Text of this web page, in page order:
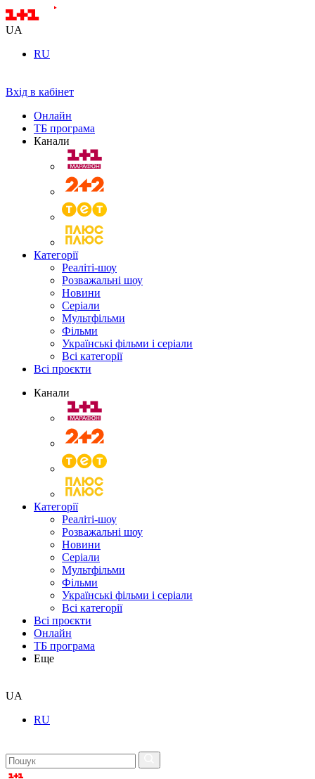
UA
RU
Вхід в кабінет
Онлайн
ТБ програма
Канали
Категорії
Реаліті-шоу
Розважальні шоу
Новини
Серіали
Мультфільми
Фільми
Українські фільми і серіали
Всі категорії
Всі проєкти
Канали
Категорії
Реаліті-шоу
Розважальні шоу
Новини
Серіали
Мультфільми
Фільми
Українські фільми і серіали
Всі категорії
Всі проєкти
Онлайн
ТБ програма
Еще
UA
RU